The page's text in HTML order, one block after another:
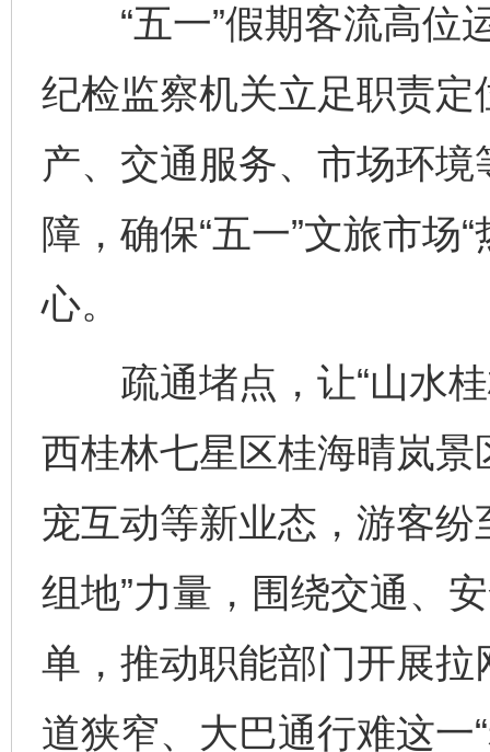
“五一”假期客流高位
纪检监察机关立足职责
产、交通服务、市场环
障，确保“五一”文旅市场
心。
疏通堵点，让“山水桂
西桂林七星区桂海晴岚
宠互动等新业态，游客
组地”力量，围绕交通、
单，推动职能部门开展
道狭窄、大巴通行难这一